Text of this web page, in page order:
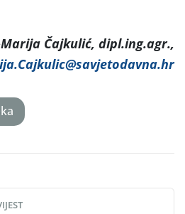
Čajkulić, dipl.ing.agr.,